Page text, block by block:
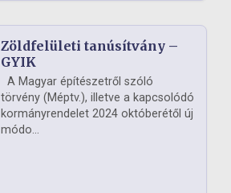
Zöldfelületi tanúsítvány –
GYIK
A Magyar építészetről szóló
törvény (Méptv.), illetve a kapcsolódó
kormányrendelet 2024 októberétől új
módo...